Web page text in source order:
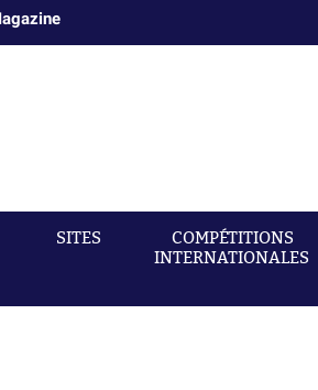
SITES
COMPÉTITIONS
INTERNATIONALES